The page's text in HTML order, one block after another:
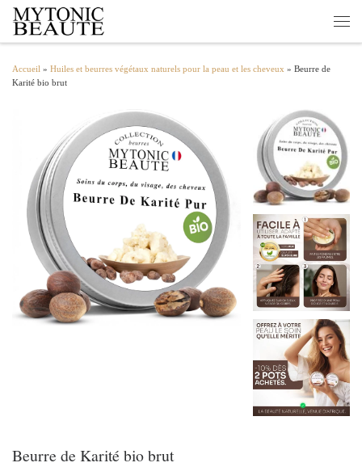
Passer au contenu
Accueil » Huiles et beurres végétaux naturels pour la peau et les cheveux » Beurre de
Karité bio brut
Beurre de Karité bio brut